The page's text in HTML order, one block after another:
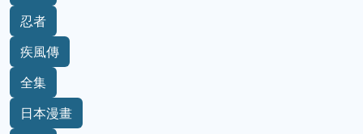
忍者
疾風傳
全集
日本漫畫